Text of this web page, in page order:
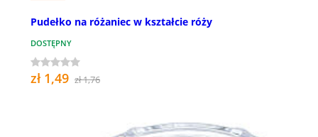
Pudełko na różaniec w kształcie róży
DOSTĘPNY
zł 1,49 zł 1,76